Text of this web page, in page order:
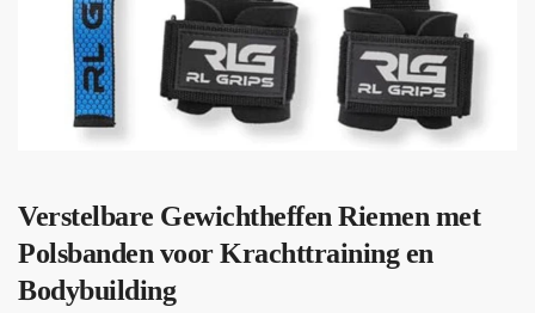
Verstelbare Gewichtheffen Riemen met
Polsbanden voor Krachttraining en
Bodybuilding